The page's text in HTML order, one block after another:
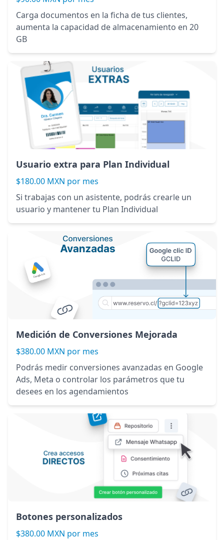
Carga documentos en la ficha de tus clientes,
aumenta la capacidad de almacenamiento en 20
GB
Usuario extra para Plan Individual
$180.00 MXN por mes
Si trabajas con un asistente, podrás crearle un
usuario y mantener tu Plan Individual
Medición de Conversiones Mejorada
$380.00 MXN por mes
Podrás medir conversiones avanzadas en Google
Ads, Meta o controlar los parámetros que tu
desees en los agendamientos
Botones personalizados
$380.00 MXN por mes